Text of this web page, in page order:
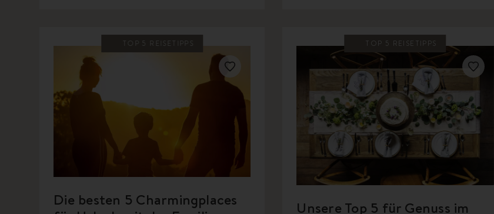
TOP 5 REISETIPPS
Die besten 5 Charmingplaces
TOP 5 REISETIPPS
Unsere Top 5 für Genuss im